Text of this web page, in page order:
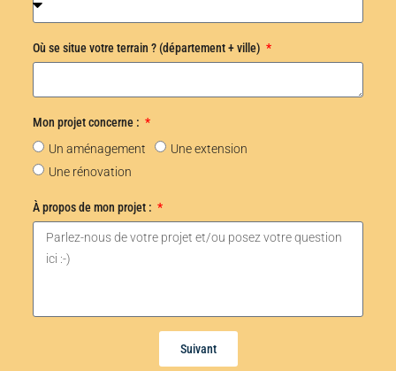
Où se situe votre terrain ? (département + ville)
Mon projet concerne :
Un aménagement
Une extension
Une rénovation
À propos de mon projet :
Suivant